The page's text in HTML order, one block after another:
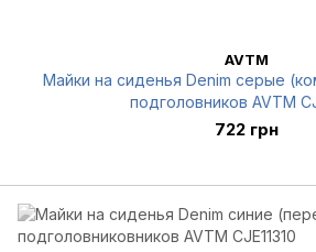
AVTM
Майки на сиденья Denim серые
подголовников AVTM
722 грн